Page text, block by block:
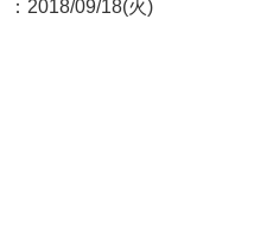
：2018/09/18(火)